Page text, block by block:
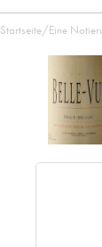
Startseite/Eine